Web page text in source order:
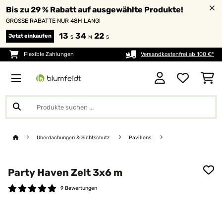
Bis zu 29 % Rabatt auf ausgewählte Produkte!
GROSSE RABATTE NUR 48H LANG!
Jetzt einkaufen 13 S 34 M 21 S
Flexible Zahlungen Versandkostenfrei ab 100 €*
Überdachungen & Sichtschutz Pavillons
Party Haven Zelt 3x6 m
9 Bewertungen